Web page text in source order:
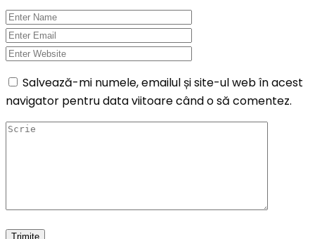
Salvează-mi numele, emailul și site-ul web în acest
navigator pentru data viitoare când o să comentez.